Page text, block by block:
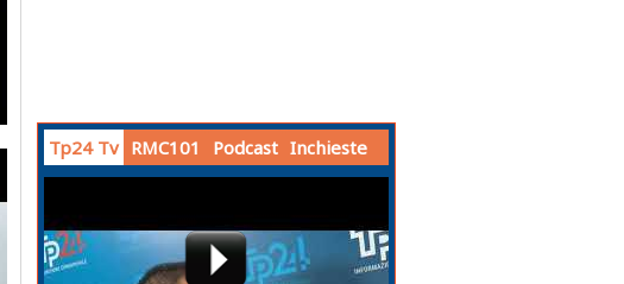
Tp24 Tv RMC101 Podcast Inchieste